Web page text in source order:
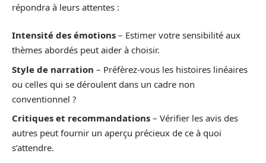
répondra à leurs attentes :
Intensité des émotions – Estimer votre sensibilité aux
thèmes abordés peut aider à choisir.
Style de narration – Préfèrez-vous les histoires linéaires
ou celles qui se déroulent dans un cadre non
conventionnel ?
Critiques et recommandations – Vérifier les avis des
autres peut fournir un aperçu précieux de ce à quoi
s’attendre.